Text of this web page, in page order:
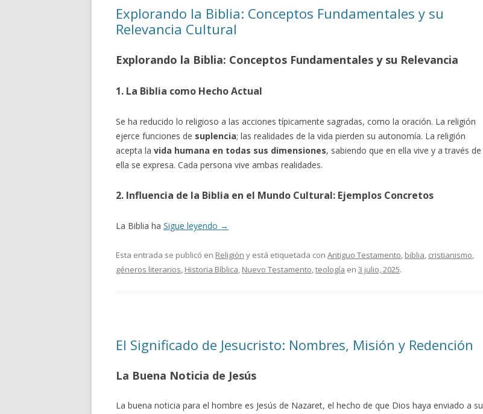
Explorando la Biblia: Conceptos Fundamentales y su
Relevancia Cultural
Explorando la Biblia: Conceptos Fundamentales y su Relevancia
1. La Biblia como Hecho Actual
Se ha reducido lo religioso a las acciones típicamente sagradas, como la oración. La religión
ejerce funciones de suplencia; las realidades de la vida pierden su autonomía. La religión
acepta la vida humana en todas sus dimensiones, sabiendo que en ella vive y a través de
ella se expresa. Cada persona vive ambas realidades.
2. Influencia de la Biblia en el Mundo Cultural: Ejemplos Concretos
La Biblia ha Sigue leyendo →
Esta entrada se publicó en Religión y está etiquetada con Antiguo Testamento, biblia, cristianismo,
géneros literarios, Historia Bíblica, Nuevo Testamento,teología en 3 julio, 2025.
El Significado de Jesucristo: Nombres, Misión y Redención
La Buena Noticia de Jesús
La buena noticia para el hombre es Jesús de Nazaret, el hecho de que Dios haya enviado a su